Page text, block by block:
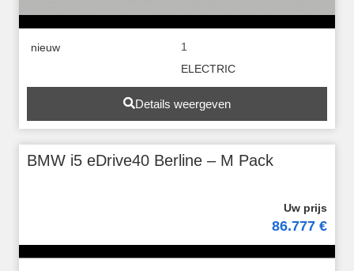
nieuw
1
ELECTRIC
Details weergeven
BMW i5 eDrive40 Berline – M Pack
86.777 €